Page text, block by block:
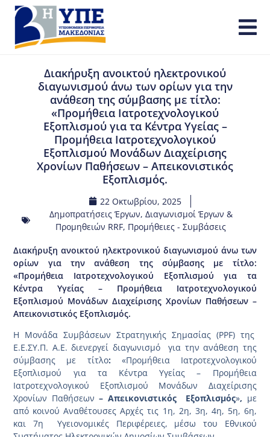
Διακήρυξη ανοικτού ηλεκτρονικού
διαγωνισμού άνω των ορίων για την
ανάθεση της σύμβασης με τίτλο:
«Προμήθεια Ιατροτεχνολογικού
Εξοπλισμού για τα Κέντρα Υγείας –
Προμήθεια Ιατροτεχνολογικού
Εξοπλισμού Μονάδων Διαχείρισης
Χρονίων Παθήσεων – Απεικονιστικός
Εξοπλισμός.
22 Οκτωβρίου, 2025
Δημοπρατήσεις Έργων, Διαγωνισμοί Έργων &
Προμηθειών RRF, Προμήθειες - Συμβάσεις
Διακήρυξη ανοικτού ηλεκτρονικού διαγωνισμού άνω των
ορίων για την ανάθεση της σύμβασης με τίτλο:
«Προμήθεια Ιατροτεχνολογικού Εξοπλισμού για τα
Κέντρα Υγείας – Προμήθεια Ιατροτεχνολογικού
Εξοπλισμού Μονάδων Διαχείρισης Χρονίων Παθήσεων –
Απεικονιστικός Εξοπλισμός.
Η Μονάδα Συμβάσεων Στρατηγικής Σημασίας (PPF) της
Ε.Ε.ΣΥ.Π. A.E. διενεργεί διαγωνισμό για την ανάθεση της
σύμβασης με τίτλο: «Προμήθεια Ιατροτεχνολογικού
Εξοπλισμού για τα Κέντρα Υγείας – Προμήθεια
Ιατροτεχνολογικού Εξοπλισμού Μονάδων Διαχείρισης
Χρονίων Παθήσεων– Απεικονιστικός Εξοπλισμός», με
από κοινού Αναθέτουσες Αρχές τις 1η, 2η, 3η, 4η, 5η, 6η,
και 7η Υγειονομικές Περιφέρειες, μέσω του Εθνικού